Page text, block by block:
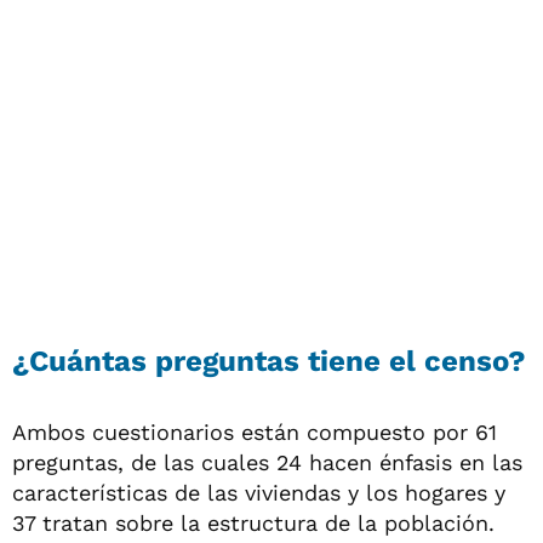
¿Cuántas preguntas tiene el censo?
Ambos cuestionarios están compuesto por 61
preguntas, de las cuales 24 hacen énfasis en las
características de las viviendas y los hogares y
37 tratan sobre la estructura de la población.